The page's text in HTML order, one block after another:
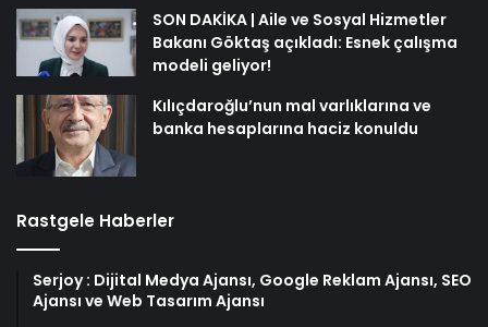
SON DAKİKA | Aile ve Sosyal Hizmetler
Bakanı Göktaş açıkladı: Esnek çalışma
modeli geliyor!
Kılıçdaroğlu’nun mal varlıklarına ve
banka hesaplarına haciz konuldu
Rastgele Haberler
Serjoy : Dijital Medya Ajansı, Google Reklam Ajansı, SEO
Ajansı ve Web Tasarım Ajansı